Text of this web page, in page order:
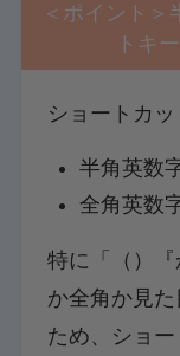
＜ポイント＞
トキ
ショートカ
半角英数
全角英数
特に「（）
か全角か見
ため、ショ